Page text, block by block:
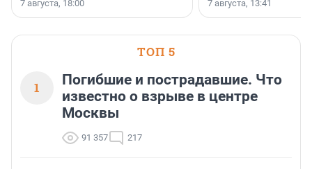
7 августа, 18:00 7 августа, 13:41
ТОП 5
1
Погибшие и пострадавшие. Что
известно о взрыве в центре
Москвы
91 357 217